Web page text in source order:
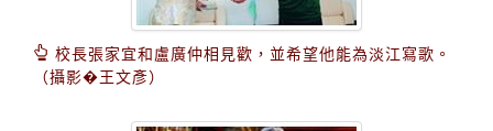
校長張家宜和盧廣仲相見歡，並希望他能為淡江寫歌。
（攝影�王文彥）